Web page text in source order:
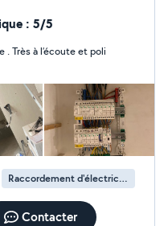
installation de
de parquet
d'importance à un
l'expérience via la
plusieurs
pas à
besoin, je réponds
: 5/5
. Très à l’écoute et poli
Raccordement d'électricité
Contacter